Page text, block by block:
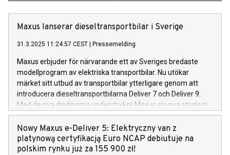
Maxus lanserar dieseltransportbilar i Sverige
31.3.2025 11:24:57 CEST | Pressemelding
Maxus erbjuder för närvarande ett av Sveriges bredaste
modellprogram av elektriska transportbilar. Nu utökar
märket sitt utbud av transportbilar ytterligare genom att
introducera dieseltransportbilarna Deliver 7 och Deliver 9.
Med de nya drivlinorna understryker Maxus sin nya strategi,
där målet är att bli ett ännu mer mångsidigt och starkt
transportbilsmärke på den svenska marknaden.
Nowy Maxus e-Deliver 5: Elektryczny van z
platynową certyfikacją Euro NCAP debiutuje na
polskim rynku już za 155 900 zł!